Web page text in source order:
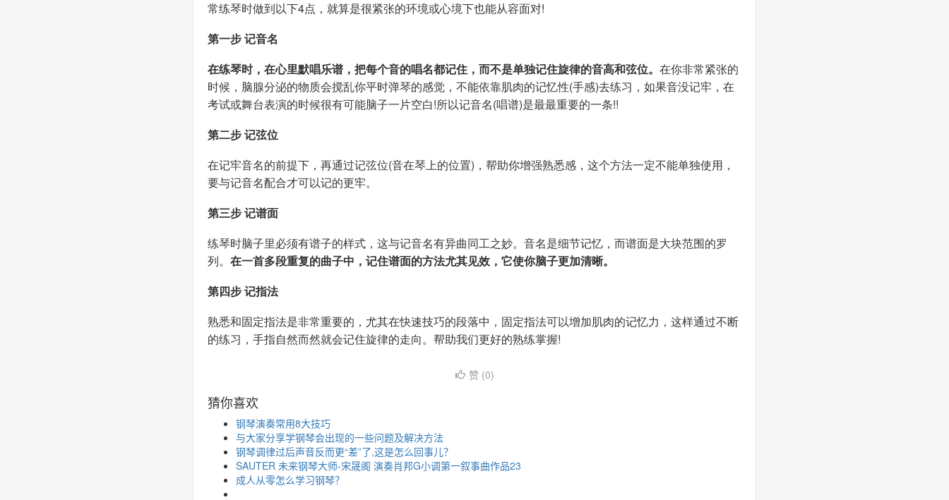
常练琴时做到以下4点，就算是很紧张的环境或心境下也能从容面对!
第一步 记音名
在练琴时，在心里默唱乐谱，把每个音的唱名都记住，而不是单独记住旋律的音高和弦位。 在你非常紧张的
时候，脑腺分泌的物质会搅乱你平时弹琴的感觉，不能依靠肌肉的记忆性(手感)去练习，如果音没记牢，在
考试或舞台表演的时候很有可能脑子一片空白!所以记音名(唱谱)是最最重要的一条!!
第二步 记弦位
在记牢音名的前提下，再通过记弦位(音在琴上的位置)，帮助你增强熟悉感，这个方法一定不能单独使用，
要与记音名配合才可以记的更牢。
第三步 记谱面
练琴时脑子里必须有谱子的样式，这与记音名有异曲同工之妙。音名是细节记忆，而谱面是大块范围的罗
列。 在一首多段重复的曲子中，记住谱面的方法尤其见效，它使你脑子更加清晰。
第四步 记指法
熟悉和固定指法是非常重要的，尤其在快速技巧的段落中，固定指法可以增加肌肉的记忆力，这样通过不断
的练习，手指自然而然就会记住旋律的走向。帮助我们更好的熟练掌握!
赞 (0)
猜你喜欢
钢琴演奏常用8大技巧
与大家分享学钢琴会出现的一些问题及解决方法
钢琴调律过后声音反而更“差”了,这是怎么回事儿？
SAUTER 未来钢琴大师-宋晟阁 演奏肖邦G小调第一叙事曲作品23
成人从零怎么学习钢琴？